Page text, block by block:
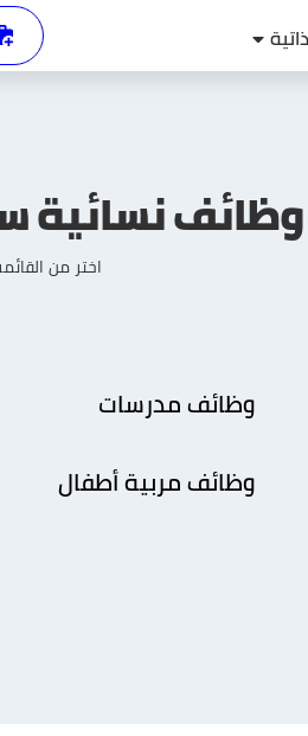
وظائف نسائية
اختر من
وظائف مدرسات
وظائف مربية أطفال